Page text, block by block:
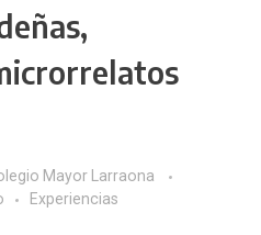
Mayor Larraona
Experiencias